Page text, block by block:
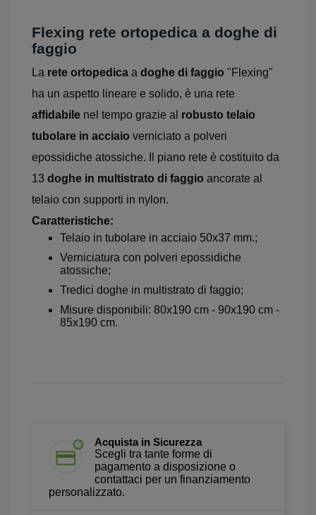
Flexing rete ortopedica a doghe di
faggio
La rete ortopedica a doghe di faggio "Flexing"
ha un aspetto lineare e solido, è una rete
affidabile nel tempo grazie al robusto telaio
tubolare in acciaio verniciato a polveri
epossidiche atossiche. Il piano rete è costituito da
13 doghe in multistrato di faggio ancorate al
telaio con supporti in nylon.
Caratteristiche:
Telaio in tubolare in acciaio 50x37 mm.;
Verniciatura con polveri epossidiche
atossiche;
Tredici doghe in multistrato di faggio;
Misure disponibili: 80x190 cm - 90x190 cm -
85x190 cm.
Acquista in Sicurezza
Scegli tra tante forme di
pagamento a disposizione o
contattaci per un finanziamento
personalizzato.